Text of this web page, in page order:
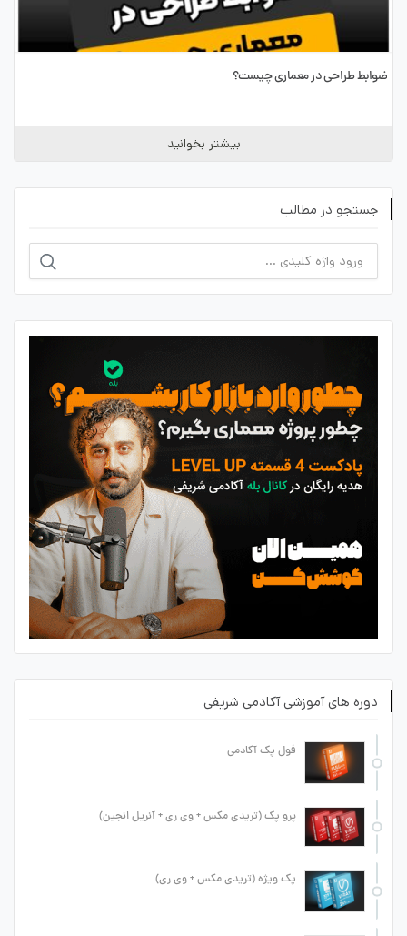
ضوابط طراحی در معماری چیست؟
بیشتر بخوانید
جستجو در مطالب
دوره های آموزشی آکادمی شریفی
فول پک آکادمی
پرو پک (تریدی مکس + وی ری + آنریل انجین)
پک ویژه (تریدی مکس + وی ری)